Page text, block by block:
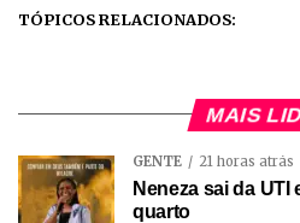
TÓPICOS RELACIONADOS:
MAIS
GENTE 21 horas atrás
Neneza sai da
quarto